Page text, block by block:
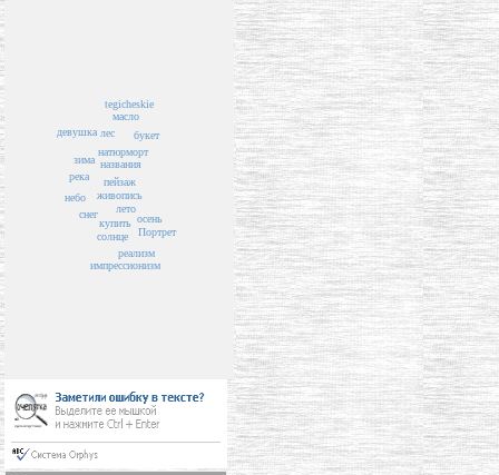
пейзаж
названия
живопись
лето
натюрморт
купить
солнце
лес
зима
осень
букет
масло
река
снег
tegicheskie
реализм
небо
импрессионизм
Портрет
девушка